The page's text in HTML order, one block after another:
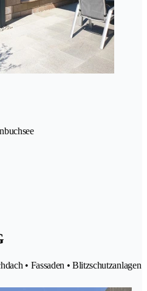
• Fassaden • Blitzschutzanlagen